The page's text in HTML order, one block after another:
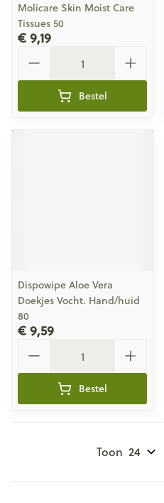
Molicare Skin Moist Care
Tissues 50
€ 9,19
Bestel
Dispowipe Aloe Vera
Doekjes Vocht. Hand/huid
80
€ 9,59
Bestel
Toon